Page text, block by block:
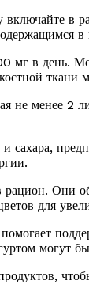
включайте
в
мг в день.
ткани
не менее 2
Они
для
могут